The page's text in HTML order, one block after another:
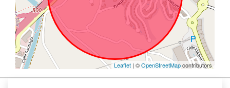
Leaflet | ©OpenStreetMapcontributors